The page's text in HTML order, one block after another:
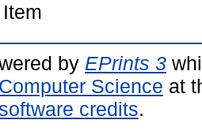
by EPrints 3
Science at
credits.